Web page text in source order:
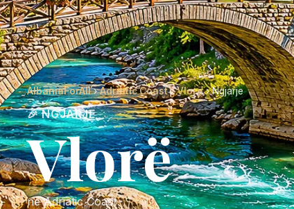
AlbaniaForAll›Adriatic Coast›Vlorë› Ngjarje
🎉 NGJARJE
Vlorë
në Adriatic Coast